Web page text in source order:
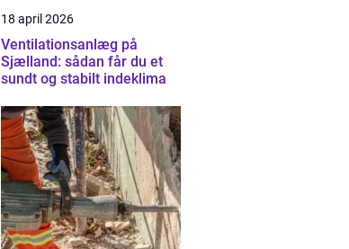
18 april 2026
Ventilationsanlæg på
Sjælland: sådan får du et
sundt og stabilt indeklima